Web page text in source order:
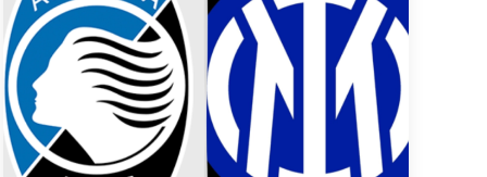
Dea
non
sfigura,
ma
perde